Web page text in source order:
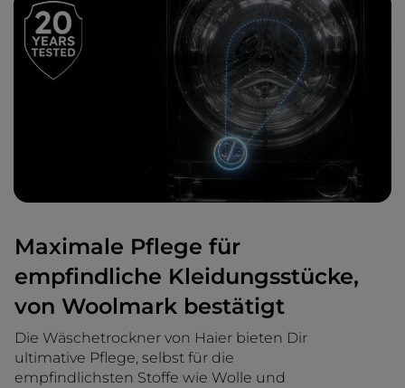
Maximale Pflege für
empfindliche Kleidungsstücke,
von Woolmark bestätigt
Die Wäschetrockner von Haier bieten Dir
ultimative Pflege, selbst für die
empfindlichsten Stoffe wie Wolle und